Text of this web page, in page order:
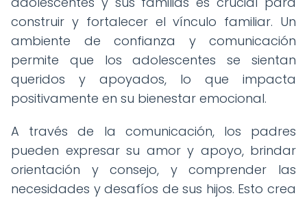
construir y fortalecer el vínculo familiar. Un
ambiente de confianza y comunicación
permite que los adolescentes se sientan
queridos y apoyados, lo que impacta
positivamente en su bienestar emocional.
A través de la comunicación, los padres
pueden expresar su amor y apoyo, brindar
orientación y consejo, y comprender las
necesidades y desafíos de sus hijos. Esto crea